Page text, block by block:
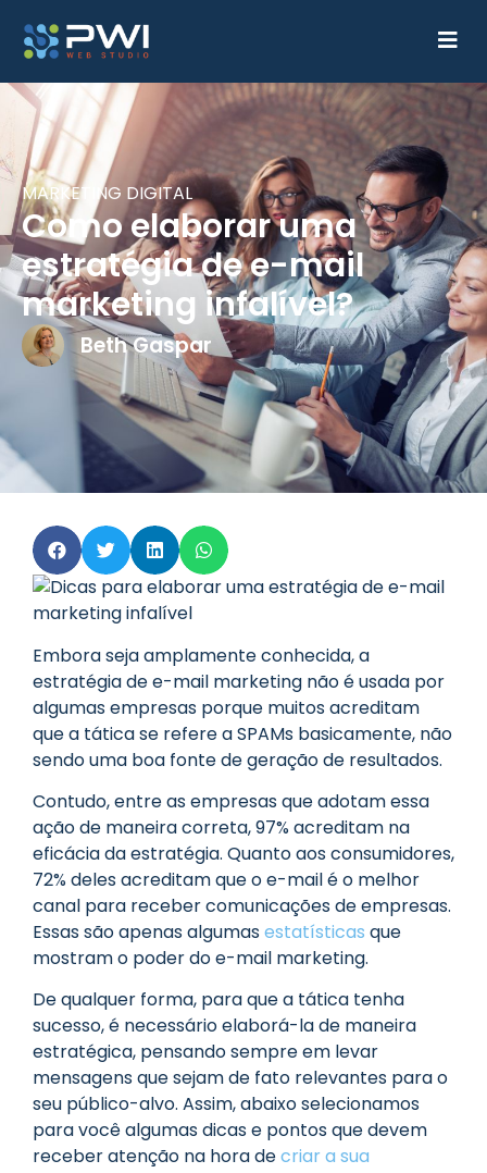
MARKETING DIGITAL
Como elaborar uma
estratégia de e-mail
marketing infalível?
Beth Gaspar
Embora seja amplamente conhecida, a
estratégia de e-mail marketing não é usada por
algumas empresas porque muitos acreditam
que a tática se refere a SPAMs basicamente, não
sendo uma boa fonte de geração de resultados.
Contudo, entre as empresas que adotam essa
ação de maneira correta, 97% acreditam na
eficácia da estratégia. Quanto aos consumidores,
72% deles acreditam que o e-mail é o melhor
canal para receber comunicações de empresas.
Essas são apenas algumasestatísticas que
mostram o poder do e-mail marketing.
De qualquer forma, para que a tática tenha
sucesso, é necessário elaborá-la de maneira
estratégica, pensando sempre em levar
mensagens que sejam de fato relevantes para o
seu público-alvo. Assim, abaixo selecionamos
para você algumas dicas e pontos que devem
receber atenção na hora decriar a sua